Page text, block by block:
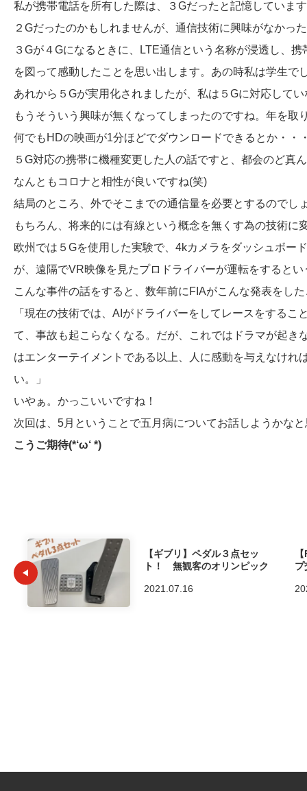
私が携帯電話を所有した際は、３Gだったと記憶していま
２Gだったのかもしれませんが、通信技術に興味がなかっ
３Gが４Gになるときに、LTE通信という名称が浸透し、
を図って感動したことを思い出します。あの時私は学生で
あれから５Gが実用化されましたが、私は５Gに対応して
もうそういう興味が無くなってしまったのですね。年を取
何でもHDの映画が1分ほどでダウンロードできるとか・・
５G対応の携帯に機種変更した人の話ですと、都会のど真
なんともコロナと相性が良いですね(笑)
結局のところ、外でそこまでの通信量を必要とするのでし
もちろん、将来的には有線という概念を無くす為の技術に
欧州では５Gを使用した実験で、4kカメラをダッシュボー
が、遠隔でVR映像を見たプロドライバーが運転をすると
こんな事件の話をすると、数年前にFIAがこんな発表をし
「現在の技術では、AIがドライバーをしてレースをする
て、事故も起こらなくなる。だが、これではドラマが起
はエンターテイメントである以上、人に感動を与えなけ
い。」
いやぁ。かっこいいですね！
次回は、5月ということで五月病についてお話しようかな
こうご期待(*‘ω‘ *)
【ギブリ】ペダル３点セッ
ト！ 無観客のオリンピック
2021.07.16
プ